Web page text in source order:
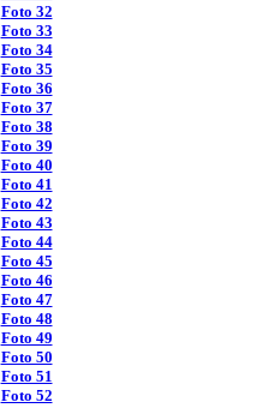
Foto 32
Foto 33
Foto 34
Foto 35
Foto 36
Foto 37
Foto 38
Foto 39
Foto 40
Foto 41
Foto 42
Foto 43
Foto 44
Foto 45
Foto 46
Foto 47
Foto 48
Foto 49
Foto 50
Foto 51
Foto 52